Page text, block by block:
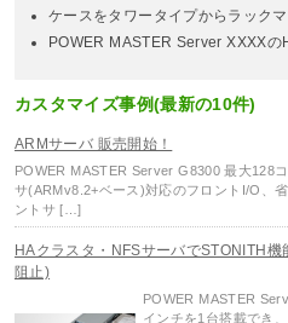
ケースをタワータイプからラック
POWER MASTER Server XXXX
カスタマイズ事例(最新の10件)
ARMサーバ 販売開始！
POWER MASTER Server G8300 最大128
サ(ARMv8.2+ベース)対応のフロントI/O、
ントサ […]
HAクラスタ・NFSサーバでSTONITH
阻止)
POWER MASTER
インチを1台搭載でき